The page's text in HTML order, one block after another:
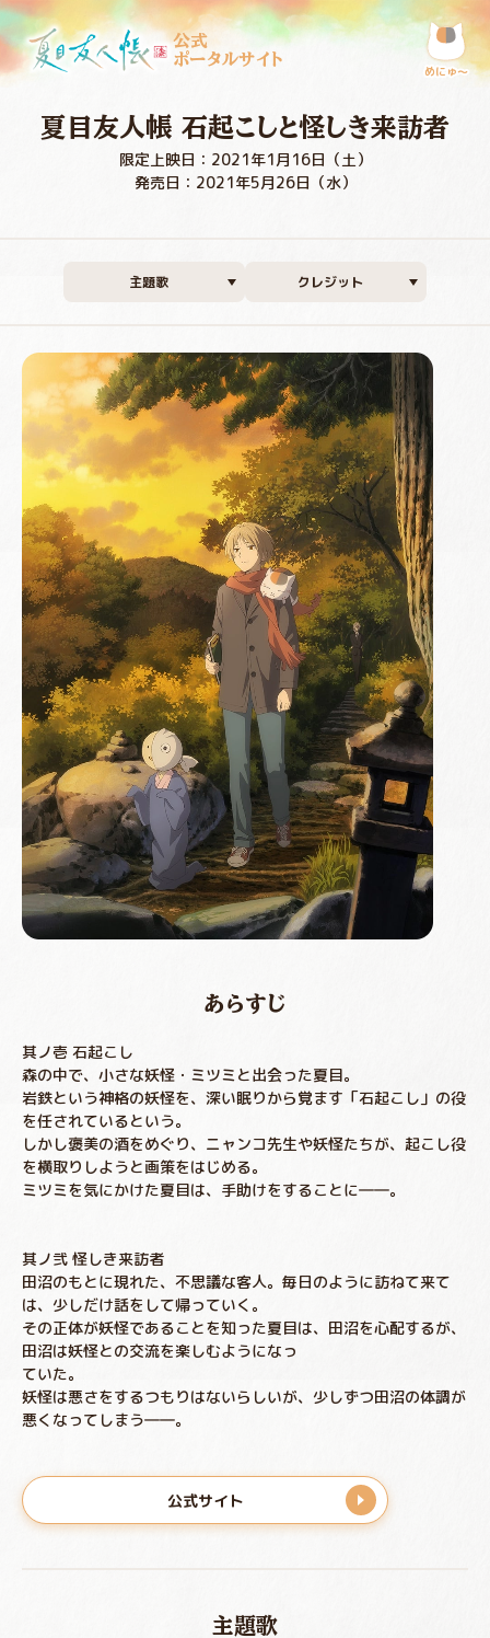
公式
ポータルサイト
めにゅ〜
夏目友人帳 石起こしと怪しき来訪者
限定上映日：2021年1月16日（土）
発売日：2021年5月26日（水）
主題歌 クレジット
あらすじ
其ノ壱 石起こし
森の中で、小さな妖怪・ミツミと出会った夏目。
岩鉄という神格の妖怪を、深い眠りから覚ます「石起こし」の役
を任されているという。
しかし褒美の酒をめぐり、ニャンコ先生や妖怪たちが、起こし役
を横取りしようと画策をはじめる。
ミツミを気にかけた夏目は、手助けをすることに――。
其ノ弐 怪しき来訪者
田沼のもとに現れた、不思議な客人。毎日のように訪ねて来て
は、少しだけ話をして帰っていく。
その正体が妖怪であることを知った夏目は、田沼を心配するが、
田沼は妖怪との交流を楽しむようになっ
ていた。
妖怪は悪さをするつもりはないらしいが、少しずつ田沼の体調が
悪くなってしまう――。
公式サイト
主題歌